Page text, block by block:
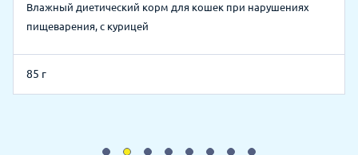
Влажный диетический корм для кошек при нарушениях
пищеварения, с курицей
85 г